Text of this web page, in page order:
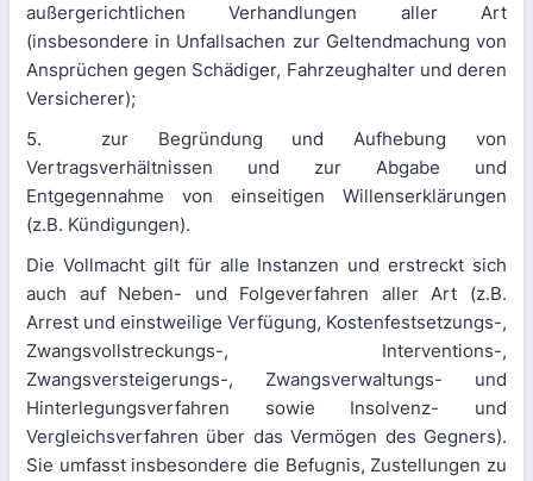
außergerichtlichen Verhandlungen aller Art
(insbesondere in Unfallsachen zur Geltendmachung von
Ansprüchen gegen Schädiger, Fahrzeughalter und deren
Versicherer);
5. zur Begründung und Aufhebung von
Vertragsverhältnissen und zur Abgabe und
Entgegennahme von einseitigen Willenserklärungen
(z.B. Kündigungen).
Die Vollmacht gilt für alle Instanzen und erstreckt sich
auch auf Neben- und Folgeverfahren aller Art (z.B.
Arrest und einstweilige Verfügung, Kostenfestsetzungs-,
Zwangsvollstreckungs-, Interventions-,
Zwangsversteigerungs-, Zwangsverwaltungs- und
Hinterlegungsverfahren sowie Insolvenz- und
Vergleichsverfahren über das Vermögen des Gegners).
Sie umfasst insbesondere die Befugnis, Zustellungen zu